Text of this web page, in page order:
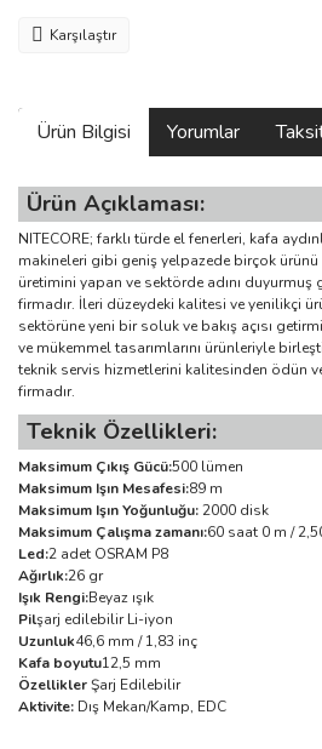
Karşılaştır
Ürün Bilgisi Yorumlar
Ürün Açıklaması:
NITECORE; farklı türde el fenerleri, kafa
makineleri gibi geniş yelpazede birçok
üretimini yapan ve sektörde adını
firmadır. İleri düzeydeki kalitesi ve yenilikçi
sektörüne yeni bir soluk ve bakış açısı
ve mükemmel tasarımlarını ürünleriyle
teknik servis hizmetlerini kalitesinden ödün
firmadır.
Teknik Özellikleri:
Maksimum Çıkış Gücü:500 lümen
Maksimum Işın Mesafesi:89 m
Maksimum Işın Yoğunluğu:2000 disk
Maksimum Çalışma zamanı:60 saat 0 m /
Led:2 adet OSRAM P8
Ağırlık:26 gr
Işık Rengi:Beyaz ışık
Pilşarj edilebilir Li-iyon
Uzunluk46,6 mm / 1,83 inç
Kafa boyutu12,5 mm
ÖzelliklerŞarj Edilebilir
Aktivite: Dış Mekan/Kamp, EDC